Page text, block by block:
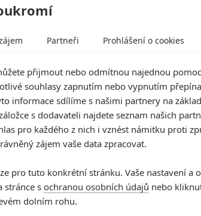
Partneři Prohlášení o cookies
přijmout nebo odmítnou najednou
souhlasy zapnutím nebo vypnutím
informace sdílíme s našimi partnery na
s dodavateli najdete seznam našich
pro každého z nich i vznést námitku proti
zájem vaše data zpracovat.
pro tuto konkrétní stránku. Vaše nastavení a
stránce s ochranou osobních údajů nebo
dolním rohu.